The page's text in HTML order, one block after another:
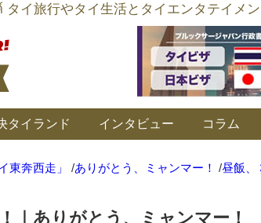
イ旅行やタイ生活とタイエンタテイメ
タイランド インタビュー コラム
東奔西走」 /ありがとう、ミャンマー！ /昼飯、
｜ありがとう、ミャンマー！